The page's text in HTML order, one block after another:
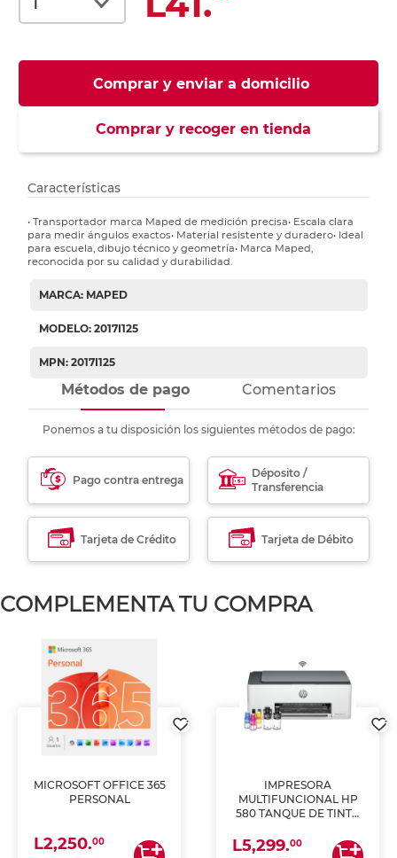
Comprar y enviar a domicilio
Comprar y recoger en tienda
Características
• Transportador marca Maped de medición precisa• Escala clara
para medir ángulos exactos• Material resistente y duradero• Ideal
para escuela, dibujo técnico y geometría• Marca Maped,
reconocida por su calidad y durabilidad.
MARCA: MAPED
MODELO: 2017I125
MPN: 2017I125
Métodos de pago Comentarios
Ponemos a tu disposición los siguientes métodos de pago:
Pago contra entrega
Déposito /
Transferencia
Tarjeta de Crédito Tarjeta de Débito
COMPLEMENTA TU COMPRA
MICROSOFT OFFICE 365
PERSONAL
L2,250.00
IMPRESORA
MULTIFUNCIONAL HP
580 TANQUE DE TINTA
ESCANEA)
L5,299.00